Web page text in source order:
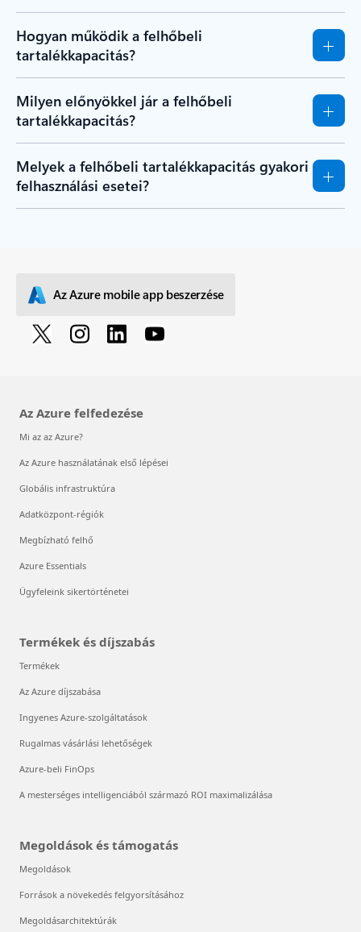
Hogyan működik a felhőbeli
tartalékkapacitás?
Milyen előnyökkel jár a felhőbeli
tartalékkapacitás?
Melyek a felhőbeli tartalékkapacitás gyakori
felhasználási esetei?
Az Azure mobile app beszerzése
Az Azure felfedezése
Mi az az Azure?
Az Azure használatának első lépései
Globális infrastruktúra
Adatközpont-régiók
Megbízható felhő
Azure Essentials
Ügyfeleink sikertörténetei
Termékek és díjszabás
Termékek
Az Azure díjszabása
Ingyenes Azure-szolgáltatások
Rugalmas vásárlási lehetőségek
Azure-beli FinOps
A mesterséges intelligenciából származó ROI maximalizálása
Megoldások és támogatás
Megoldások
Források a növekedés felgyorsításához
Megoldásarchitektúrák